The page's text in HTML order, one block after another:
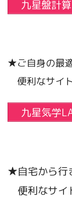
九星盤計
★ご自身の最
便利なサイ
九星気学
★自宅から行
便利なサイ